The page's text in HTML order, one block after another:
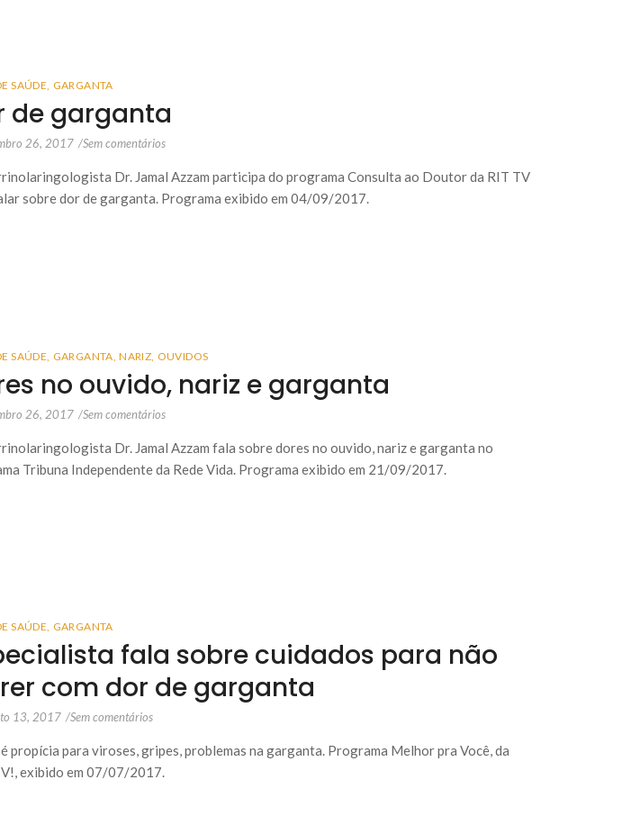
SAÚDE, GARGANTA
de garganta
26, 2017 /Sem comentários
Dr. Jamal Azzam participa do programa Consulta ao Doutor da RIT TV
sobre dor de garganta. Programa exibido em 04/09/2017.
SAÚDE GARGANTA NARIZ OUVIDOS
no ouvido, nariz e garganta
26, 2017 /Sem comentários
Dr. Jamal Azzam fala sobre dores no ouvido, nariz e garganta no
Tribuna Independente da Rede Vida. Programa exibido em 21/09/2017.
SAÚDE GARGANTA
fala sobre cuidados para não
com dor de garganta
13, 2017 /Sem comentários
propícia para viroses, gripes, problemas na garganta. Programa Melhor pra Você, da
exibido em 07/07/2017.